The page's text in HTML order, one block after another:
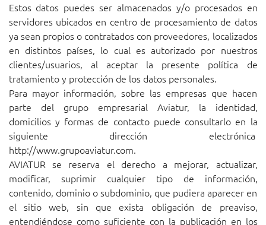
Estos datos puedes ser almacenados y/o procesados en
servidores ubicados en centro de procesamiento de datos
ya sean propios o contratados con proveedores, localizados
en distintos países, lo cual es autorizado por nuestros
clientes/usuarios, al aceptar la presente política de
tratamiento y protección de los datos personales.
Para mayor información, sobre las empresas que hacen
parte del grupo empresarial Aviatur, la identidad,
domicilios y formas de contacto puede consultarlo en la
siguiente dirección electrónica
http://www.grupoaviatur.com.
AVIATUR se reserva el derecho a mejorar, actualizar,
modificar, suprimir cualquier tipo de información,
contenido, dominio o subdominio, que pudiera aparecer en
el sitio web, sin que exista obligación de preaviso,
entendiéndose como suficiente con la publicación en los